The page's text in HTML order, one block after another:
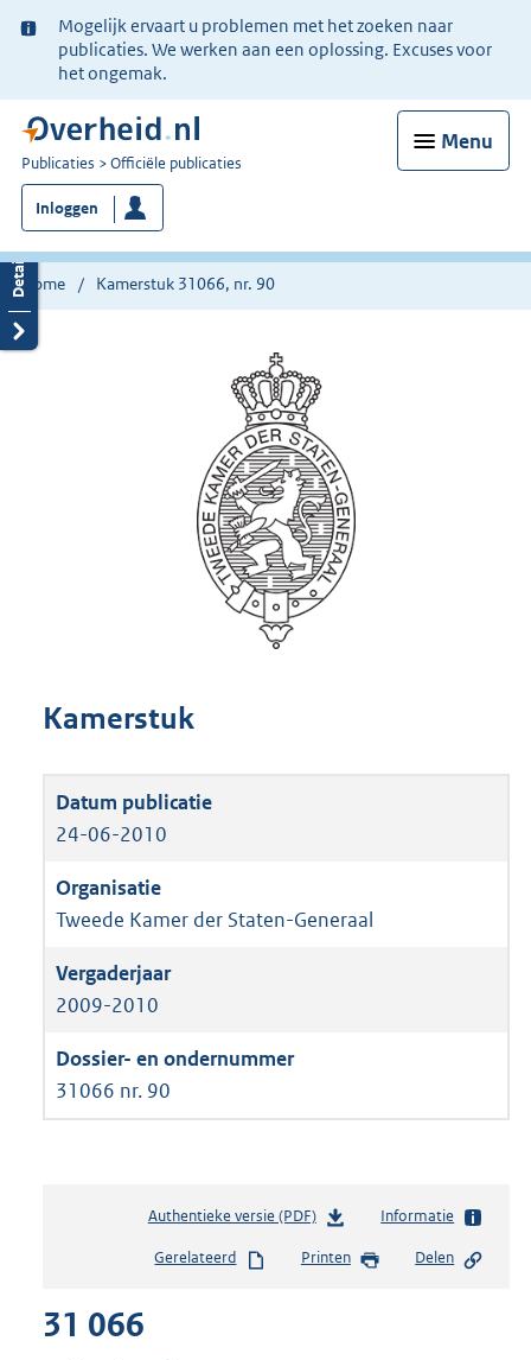
Ter
informatie:
Mogelijk ervaart u problemen met het zoeken naar
publicaties. We werken aan een oplossing. Excuses voor
het ongemak.
Menu
U
bent
nu
hier:
Publicaties Officiële publicaties
Inloggen
Home Kamerstuk 31066, nr. 90
Kamerstuk
24-06-2010
Tweede Kamer der Staten-Generaal
2009-2010
31066 nr. 90
Authentieke versie (PDF)b
s
Informatie
Gerelateerd Printen Delen
31 066